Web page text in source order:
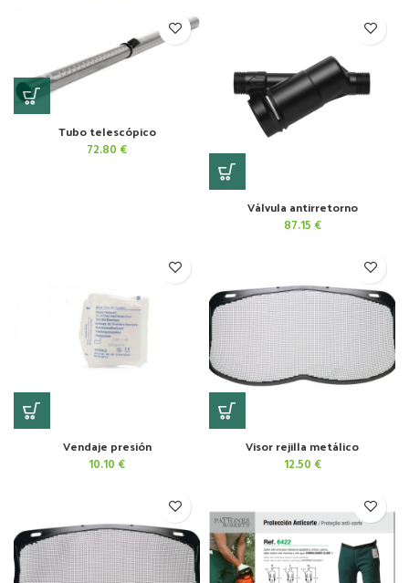
Tubo telescópico
72.80 €
Válvula antirretorno
87.15 €
Vendaje presión
10.10 €
Visor rejilla metálico
12.50 €